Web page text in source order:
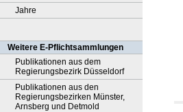
Jahre
Weitere E-Pflichtsammlungen
Publikationen aus dem
Regierungsbezirk Düsseldorf
Publikationen aus den
Regierungsbezirken Münster,
Arnsberg und Detmold